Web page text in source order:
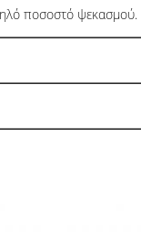
ποσοστό ψεκασμού.